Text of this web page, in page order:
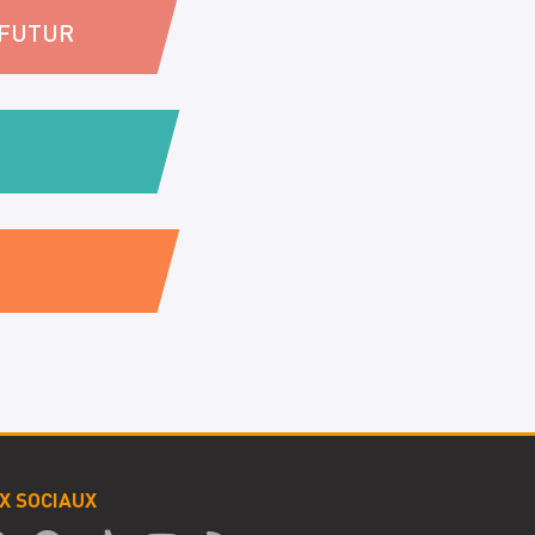
SOCIAUX